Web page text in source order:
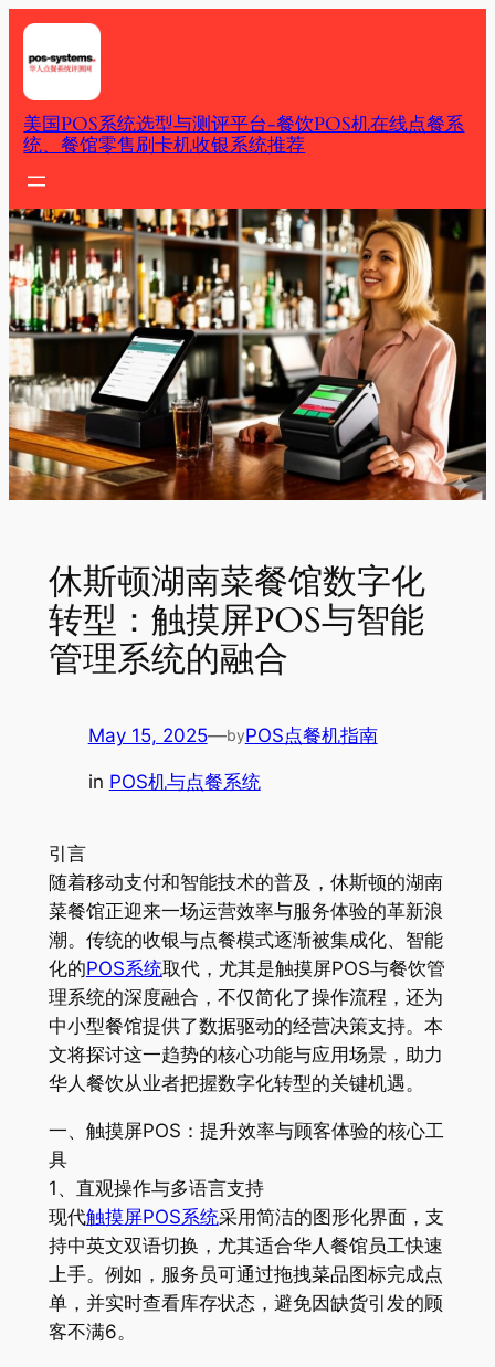
Skip
content
美国POS系统选型与测评平台-餐饮POS机在线点餐系
统、餐馆零售刷卡机收银系统推荐
休斯顿湖南菜餐馆数字化
转型：触摸屏POS与智能
管理系统的融合
May 15, 2025—byPOS点餐机指南
in POS机与点餐系统
引言
随着移动支付和智能技术的普及，休斯顿的湖南
菜餐馆正迎来一场运营效率与服务体验的革新浪
潮。传统的收银与点餐模式逐渐被集成化、智能
化的POS系统取代，尤其是触摸屏POS与餐饮管
理系统的深度融合，不仅简化了操作流程，还为
中小型餐馆提供了数据驱动的经营决策支持。本
文将探讨这一趋势的核心功能与应用场景，助力
华人餐饮从业者把握数字化转型的关键机遇。
一、触摸屏POS：提升效率与顾客体验的核心工
具
1、直观操作与多语言支持
现代触摸屏POS系统采用简洁的图形化界面，支
持中英文双语切换，尤其适合华人餐馆员工快速
上手。例如，服务员可通过拖拽菜品图标完成点
单，并实时查看库存状态，避免因缺货引发的顾
客不满6。